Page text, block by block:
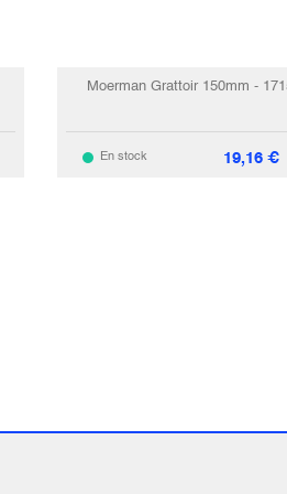
Moerman Grattoir 150mm -
En stock 19,16 €